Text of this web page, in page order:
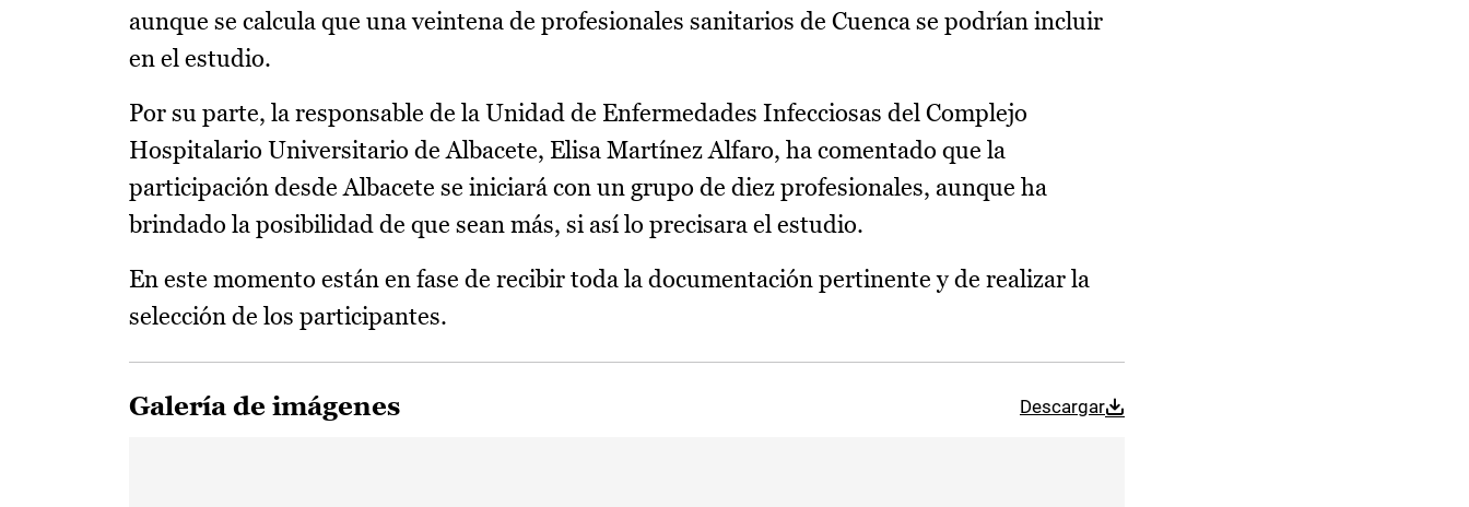
aunque se calcula que una veintena de profesionales sanitarios de Cuenca se podrían incluir
en el estudio.
Por su parte, la responsable de la Unidad de Enfermedades Infecciosas del Complejo
Hospitalario Universitario de Albacete, Elisa Martínez Alfaro, ha comentado que la
participación desde Albacete se iniciará con un grupo de diez profesionales, aunque ha
brindado la posibilidad de que sean más, si así lo precisara el estudio.
En este momento están en fase de recibir toda la documentación pertinente y de realizar la
selección de los participantes.
Galería de imágenes Descargar